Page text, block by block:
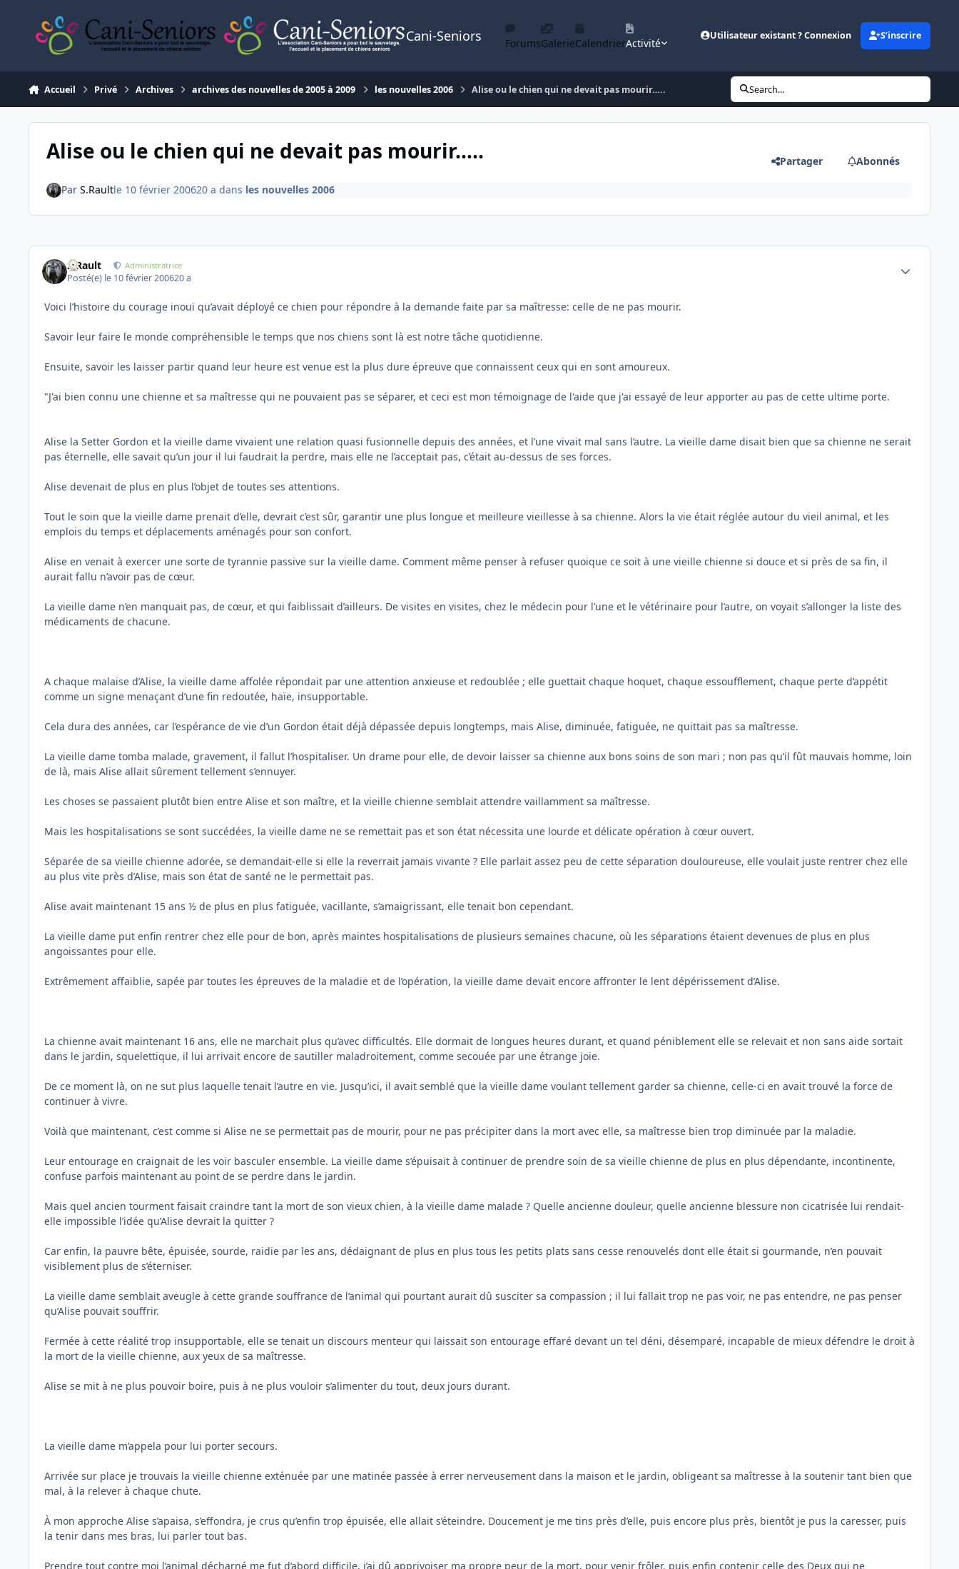
Cani-Seniors ForumsGalerieCalendrierActivité
Utilisateur existant ? Connexion S’inscrire
Accueil Privé Archives archives des nouvelles de 2005 à 2009 les nouvelles 2006 Alise ou le chien qui ne devait pas mourir….. Search...
Alise ou le chien qui ne devait pas mourir….. Partager Abonnés
Par S.Raultle 10 février 200620 a dans les nouvelles 2006
S.Rault Administratrice
Posté(e) le 10 février 200620 a
Voici l’histoire du courage inouï qu’avait déployé ce chien pour répondre à la demande faite par sa maîtresse: celle de ne pas mourir.
Savoir leur faire le monde compréhensible le temps que nos chiens sont là est notre tâche quotidienne.
Ensuite, savoir les laisser partir quand leur heure est venue est la plus dure épreuve que connaissent ceux qui en sont amoureux.
"J'ai bien connu une chienne et sa maîtresse qui ne pouvaient pas se séparer, et ceci est mon témoignage de l'aide que j'ai essayé de leur apporter au pas de cette ultime porte.
Alise la Setter Gordon et la vieille dame vivaient une relation quasi fusionnelle depuis des années, et l’une vivait mal sans l’autre. La vieille dame disait bien que sa chienne ne serait
pas éternelle, elle savait qu’un jour il lui faudrait la perdre, mais elle ne l’acceptait pas, c’était au-dessus de ses forces.
Alise devenait de plus en plus l’objet de toutes ses attentions.
Tout le soin que la vieille dame prenait d’elle, devrait c’est sûr, garantir une plus longue et meilleure vieillesse à sa chienne. Alors la vie était réglée autour du vieil animal, et les
emplois du temps et déplacements aménagés pour son confort.
Alise en venait à exercer une sorte de tyrannie passive sur la vieille dame. Comment même penser à refuser quoique ce soit à une vieille chienne si douce et si près de sa fin, il
aurait fallu n’avoir pas de cœur.
La vieille dame n’en manquait pas, de cœur, et qui faiblissait d’ailleurs. De visites en visites, chez le médecin pour l’une et le vétérinaire pour l’autre, on voyait s’allonger la liste des
médicaments de chacune.
A chaque malaise d’Alise, la vieille dame affolée répondait par une attention anxieuse et redoublée ; elle guettait chaque hoquet, chaque essoufflement, chaque perte d’appétit
comme un signe menaçant d’une fin redoutée, haïe, insupportable.
Cela dura des années, car l’espérance de vie d’un Gordon était déjà dépassée depuis longtemps, mais Alise, diminuée, fatiguée, ne quittait pas sa maîtresse.
La vieille dame tomba malade, gravement, il fallut l’hospitaliser. Un drame pour elle, de devoir laisser sa chienne aux bons soins de son mari ; non pas qu’il fût mauvais homme, loin
de là, mais Alise allait sûrement tellement s’ennuyer.
Les choses se passaient plutôt bien entre Alise et son maître, et la vieille chienne semblait attendre vaillamment sa maîtresse.
Mais les hospitalisations se sont succédées, la vieille dame ne se remettait pas et son état nécessita une lourde et délicate opération à cœur ouvert.
Séparée de sa vieille chienne adorée, se demandait-elle si elle la reverrait jamais vivante ? Elle parlait assez peu de cette séparation douloureuse, elle voulait juste rentrer chez elle
au plus vite près d’Alise, mais son état de santé ne le permettait pas.
Alise avait maintenant 15 ans ½ de plus en plus fatiguée, vacillante, s’amaigrissant, elle tenait bon cependant.
La vieille dame put enfin rentrer chez elle pour de bon, après maintes hospitalisations de plusieurs semaines chacune, où les séparations étaient devenues de plus en plus
angoissantes pour elle.
Extrêmement affaiblie, sapée par toutes les épreuves de la maladie et de l’opération, la vieille dame devait encore affronter le lent dépérissement d’Alise.
La chienne avait maintenant 16 ans, elle ne marchait plus qu’avec difficultés. Elle dormait de longues heures durant, et quand péniblement elle se relevait et non sans aide sortait
dans le jardin, squelettique, il lui arrivait encore de sautiller maladroitement, comme secouée par une étrange joie.
De ce moment là, on ne sut plus laquelle tenait l’autre en vie. Jusqu’ici, il avait semblé que la vieille dame voulant tellement garder sa chienne, celle-ci en avait trouvé la force de
continuer à vivre.
Voilà que maintenant, c’est comme si Alise ne se permettait pas de mourir, pour ne pas précipiter dans la mort avec elle, sa maîtresse bien trop diminuée par la maladie.
Leur entourage en craignait de les voir basculer ensemble. La vieille dame s’épuisait à continuer de prendre soin de sa vieille chienne de plus en plus dépendante, incontinente,
confuse parfois maintenant au point de se perdre dans le jardin.
Mais quel ancien tourment faisait craindre tant la mort de son vieux chien, à la vieille dame malade ? Quelle ancienne douleur, quelle ancienne blessure non cicatrisée lui rendait-
elle impossible l’idée qu’Alise devrait la quitter ?
Car enfin, la pauvre bête, épuisée, sourde, raidie par les ans, dédaignant de plus en plus tous les petits plats sans cesse renouvelés dont elle était si gourmande, n’en pouvait
visiblement plus de s’éterniser.
La vieille dame semblait aveugle à cette grande souffrance de l’animal qui pourtant aurait dû susciter sa compassion ; il lui fallait trop ne pas voir, ne pas entendre, ne pas penser
qu’Alise pouvait souffrir.
Fermée à cette réalité trop insupportable, elle se tenait un discours menteur qui laissait son entourage effaré devant un tel déni, désemparé, incapable de mieux défendre le droit à
la mort de la vieille chienne, aux yeux de sa maîtresse.
Alise se mit à ne plus pouvoir boire, puis à ne plus vouloir s’alimenter du tout, deux jours durant.
La vieille dame m’appela pour lui porter secours.
Arrivée sur place je trouvais la vieille chienne exténuée par une matinée passée à errer nerveusement dans la maison et le jardin, obligeant sa maîtresse à la soutenir tant bien que
mal, à la relever à chaque chute.
À mon approche Alise s’apaisa, s’effondra, je crus qu’enfin trop épuisée, elle allait s’éteindre. Doucement je me tins près d’elle, puis encore plus près, bientôt je pus la caresser, puis
la tenir dans mes bras, lui parler tout bas.
Prendre tout contre moi l’animal décharné me fut d’abord difficile, j’ai dû apprivoiser ma propre peur de la mort, pour venir frôler, puis enfin contenir celle des Deux qui ne